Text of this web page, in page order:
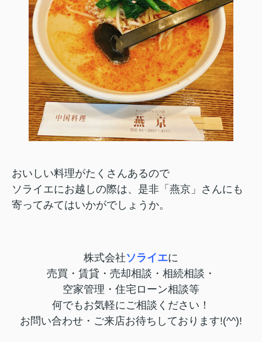
おいしい料理がたくさんあるので
ソライエにお越しの際は、是非「燕京」さんにも
寄ってみてはいかがでしょうか。
株式会社ソライエに
売買・賃貸・売却相談・相続相談・
空家管理・住宅ローン相談等
何でもお気軽にご相談ください！
お問い合わせ・ご来店お待ちしております!(^^)!